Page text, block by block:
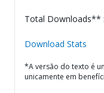
Total Downloads**
Download Stats
*A versão do texto é
unicamente em